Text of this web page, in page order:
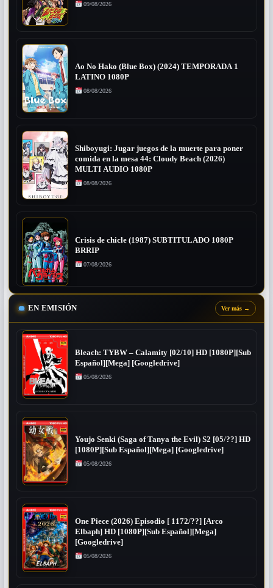
09/08/2026
Ao No Hako (Blue Box) (2024) TEMPORADA 1
LATINO 1080P
08/08/2026
Shiboyugi: Jugar juegos de la muerte para poner
comida en la mesa 44: Cloudy Beach (2026)
MULTI AUDIO 1080P
08/08/2026
Crisis de chicle (1987) SUBTITULADO 1080P
BRRIP
07/08/2026
EN EMISIÓN Ver más →
Bleach: TYBW – Calamity [02/10] HD [1080P][Sub
Español][Mega] [Googledrive]
05/08/2026
Youjo Senki (Saga of Tanya the Evil) S2 [05/??] HD
[1080P][Sub Español][Mega] [Googledrive]
05/08/2026
One Piece (2026) Episodio [ 1172/??] [Arco
Elbaph] HD [1080P][Sub Español][Mega]
[Googledrive]
05/08/2026